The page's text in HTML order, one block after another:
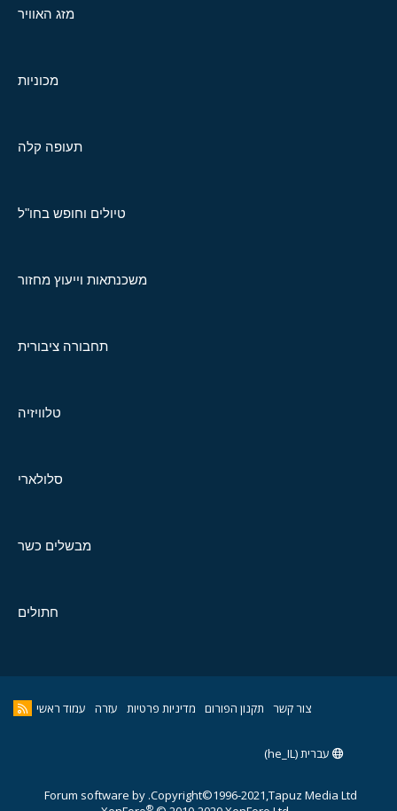
מזג האוויר
מכוניות
תעופה קלה
טיולים וחופש בחו"ל
משכנתאות וייעוץ מחזור
תחבורה ציבורית
טלוויזיה
סלולארי
מבשלים כשר
חתולים
צור קשר תקנון הפורום מדיניות פרטיות עזרה עמוד ראשי
עברית (he_IL)
Copyright©1996-2021,Tapuz Media Ltd.
Forum software by
®